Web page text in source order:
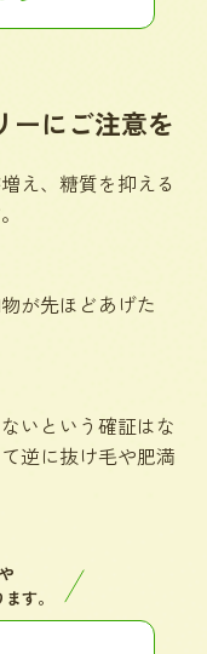
ーにご注意を
え、糖質を抑える
が先ほどあげた
いという確証はな
逆に抜け毛や肥満
す。